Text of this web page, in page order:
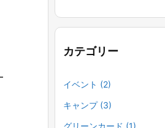
カテゴリー
イベント (2)
キャンプ (3)
グリーンカード (1)